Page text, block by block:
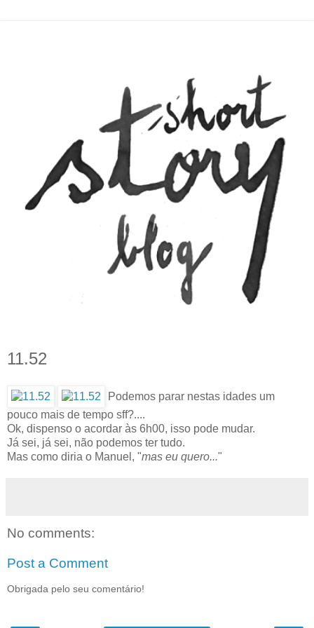
11.52
Podemos parar nestas idades um
pouco mais de tempo sff?....
Ok, dispenso o acordar às 6h00, isso pode mudar.
Já sei, já sei, não podemos ter tudo.
Mas como diria o Manuel, "mas eu quero..."
No comments:
Post a Comment
Obrigada pelo seu comentário!